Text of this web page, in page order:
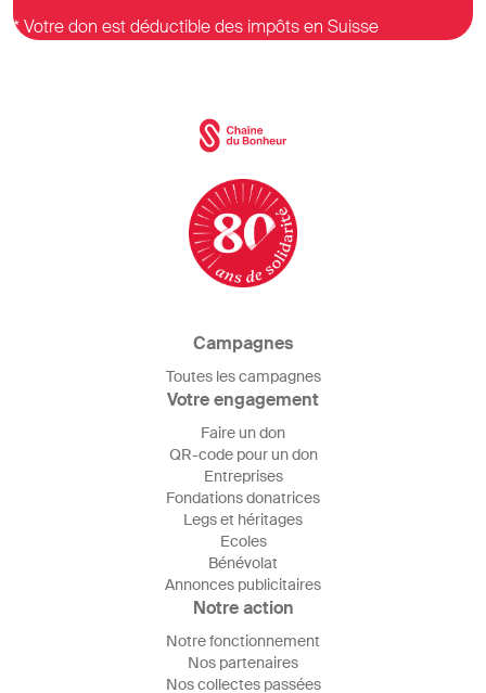
* Votre don est déductible des impôts en Suisse
Campagnes
Toutes les campagnes
Votre engagement
Faire un don
QR-code pour un don
Entreprises
Fondations donatrices
Legs et héritages
Ecoles
Bénévolat
Annonces publicitaires
Notre action
Notre fonctionnement
Nos partenaires
Nos collectes passées